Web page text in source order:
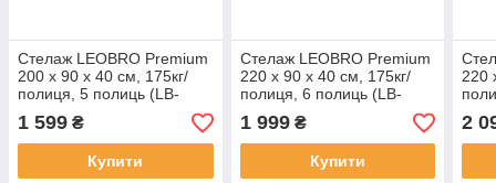
Стелаж LEOBRO Premium
200 х 90 х 40 см, 175кг/
полиця, 5 полиць (LB-
1 599 ₴
Купити
Стелаж LEOBRO Premium
220 х 90 х 40 см, 175кг/
полиця, 6 полиць (LB-
1 999₴
Купити
220
2